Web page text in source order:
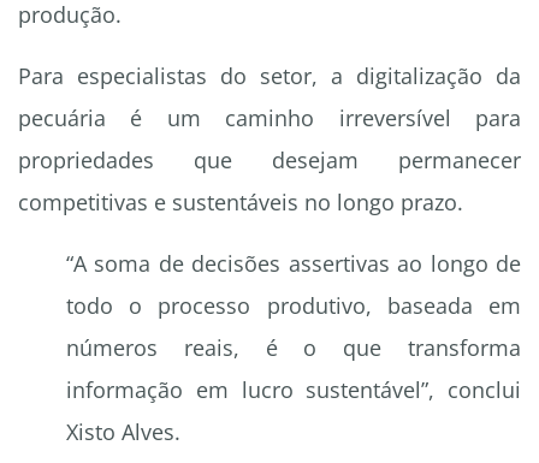
produção.
Para especialistas do setor, a digitalização da
pecuária é um caminho irreversível para
propriedades que desejam permanecer
competitivas e sustentáveis no longo prazo.
“A soma de decisões assertivas ao longo de
todo o processo produtivo, baseada em
números reais, é o que transforma
informação em lucro sustentável”, conclui
Xisto Alves.